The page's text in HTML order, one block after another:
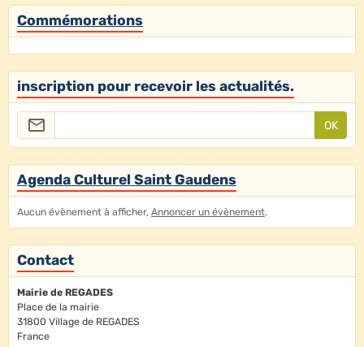
Commémorations
inscription pour recevoir les actualités.
OK
Agenda Culturel Saint Gaudens
Aucun évènement à afficher, Annoncer un évènement.
Contact
Mairie de REGADES
Place de la mairie
31800 Village de REGADES
France